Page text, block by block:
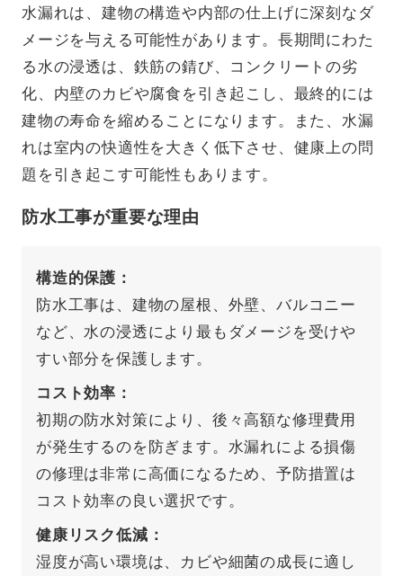
水漏れは、建物の構造や内部の仕上げに深刻なダ
メージを与える可能性があります。長期間にわた
る水の浸透は、鉄筋の錆び、コンクリートの劣
化、内壁のカビや腐食を引き起こし、最終的には
建物の寿命を縮めることになります。また、水漏
れは室内の快適性を大きく低下させ、健康上の問
題を引き起こす可能性もあります。
防水工事が重要な理由
構造的保護
防水工事は、建物の屋根、外壁、バルコニー
など、水の浸透により最もダメージを受けや
すい部分を保護します。
コスト効率
初期の防水対策により、後々高額な修理費用
が発生するのを防ぎます。水漏れによる損傷
の修理は非常に高価になるため、予防措置は
コスト効率の良い選択です。
健康リスク低減
湿度が高い環境は、カビや細菌の成長に適し